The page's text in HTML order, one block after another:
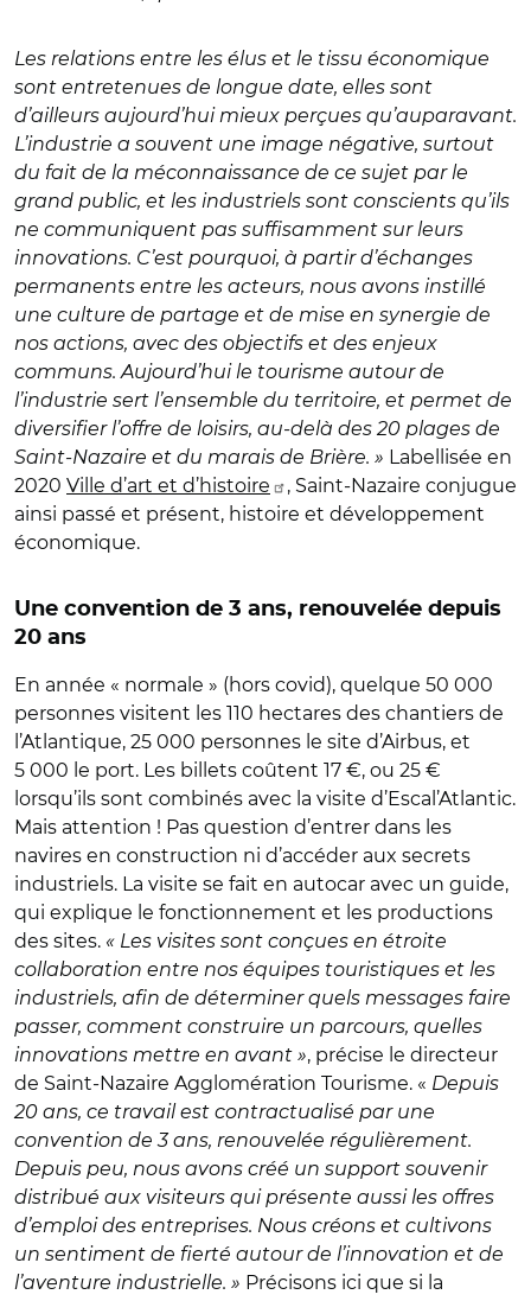
Les relations entre les élus et le tissu économique
sont entretenues de longue date, elles sont
d’ailleurs aujourd’hui mieux perçues qu’auparavant.
L’industrie a souvent une image négative, surtout
du fait de la méconnaissance de ce sujet par le
grand public, et les industriels sont conscients qu’ils
ne communiquent pas suffisamment sur leurs
innovations. C’est pourquoi, à partir d’échanges
permanents entre les acteurs, nous avons instillé
une culture de partage et de mise en synergie de
nos actions, avec des objectifs et des enjeux
communs. Aujourd’hui le tourisme autour de
l’industrie sert l’ensemble du territoire, et permet de
diversifier l’offre de loisirs, au-delà des 20 plages de
Saint-Nazaire et du marais de Brière. » Labellisée en
2020 Ville d’art et d’histoire
, Saint-Nazaire conjugue
ainsi passé et présent, histoire et développement
économique.
Une convention de 3 ans, renouvelée depuis
20 ans
En année « normale » (hors covid), quelque 50 000
personnes visitent les 110 hectares des chantiers de
l’Atlantique, 25 000 personnes le site d’Airbus, et
5 000 le port. Les billets coûtent 17 €, ou 25 €
lorsqu’ils sont combinés avec la visite d’Escal’Atlantic.
Mais attention ! Pas question d’entrer dans les
navires en construction ni d’accéder aux secrets
industriels. La visite se fait en autocar avec un guide,
qui explique le fonctionnement et les productions
des sites. « Les visites sont conçues en étroite
collaboration entre nos équipes touristiques et les
industriels, afin de déterminer quels messages faire
passer, comment construire un parcours, quelles
innovations mettre en avant », précise le directeur
de Saint-Nazaire Agglomération Tourisme. « Depuis
20 ans, ce travail est contractualisé par une
convention de 3 ans, renouvelée régulièrement.
Depuis peu, nous avons créé un support souvenir
distribué aux visiteurs qui présente aussi les offres
d’emploi des entreprises. Nous créons et cultivons
un sentiment de fierté autour de l’innovation et de
l’aventure industrielle. » Précisons ici que si la